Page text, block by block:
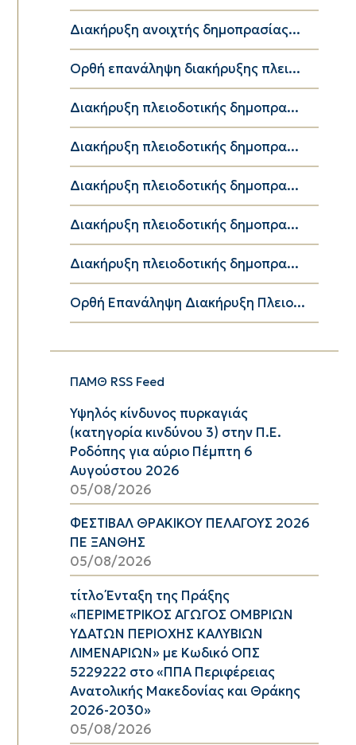
Διακήρυξη ανοιχτής δημοπρασίας...
Ορθή επανάληψη διακήρυξης πλει...
Διακήρυξη πλειοδοτικής δημοπρα...
Διακήρυξη πλειοδοτικής δημοπρα...
Διακήρυξη πλειοδοτικής δημοπρα...
Διακήρυξη πλειοδοτικής δημοπρα...
Διακήρυξη πλειοδοτικής δημοπρα...
Ορθή Επανάληψη Διακήρυξη Πλειο...
ΠΑΜΘ RSS Feed
Υψηλός κίνδυνος πυρκαγιάς
(κατηγορία κινδύνου 3) στην Π.Ε.
Ροδόπης για αύριο Πέμπτη 6
Αυγούστου 2026
05/08/2026
ΦΕΣΤΙΒΑΛ ΘΡΑΚΙΚΟΥ ΠΕΛΑΓΟΥΣ 2026
ΠΕ ΞΑΝΘΗΣ
05/08/2026
τίτλο Ένταξη της Πράξης
«ΠΕΡΙΜΕΤΡΙΚΟΣ ΑΓΩΓΟΣ ΟΜΒΡΙΩΝ
ΥΔΑΤΩΝ ΠΕΡΙΟΧΗΣ ΚΑΛΥΒΙΩΝ
ΛΙΜΕΝΑΡΙΩΝ» με Κωδικό ΟΠΣ
5229222 στο «ΠΠΑ Περιφέρειας
Ανατολικής Μακεδονίας και Θράκης
2026-2030»
05/08/2026